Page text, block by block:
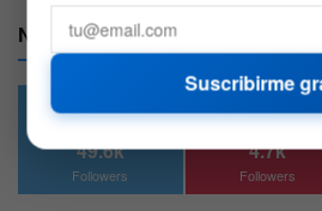
Nuestras Redes:
49.6k
Followers
4.7k
Followers
Suscribirme